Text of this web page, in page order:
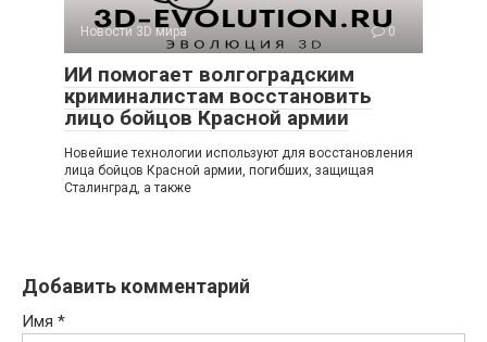
Новости 3D мира 0
ИИ помогает волгоградским
криминалистам восстановить
лицо бойцов Красной армии
Новейшие технологии используют для восстановления
лица бойцов Красной армии, погибших, защищая
Сталинград, а также
Добавить комментарий
Имя *